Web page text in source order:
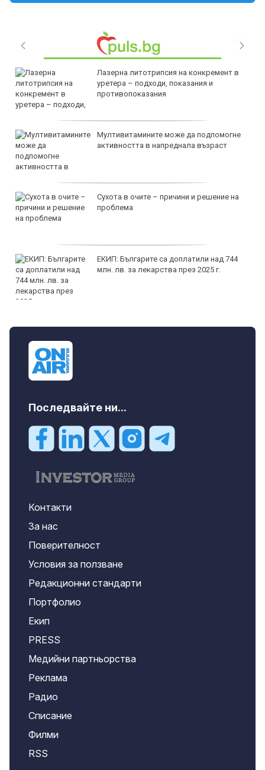
Лазерна литотрипсия на конкремент в
уретера – подходи, показания и
противопоказания
Мултивитамините може да подпомогне
активността в напреднала възраст
Сухота в очите – причини и решение на
проблема
ЕКИП: Българите са доплатили над 744
млн. лв. за лекарства през 2025 г.
Последвайте ни...
Контакти
За нас
Поверителност
Условия за ползване
Редакционни стандарти
Портфолио
Екип
PRESS
Медийни партньорства
Реклама
Радио
Списание
Филми
RSS